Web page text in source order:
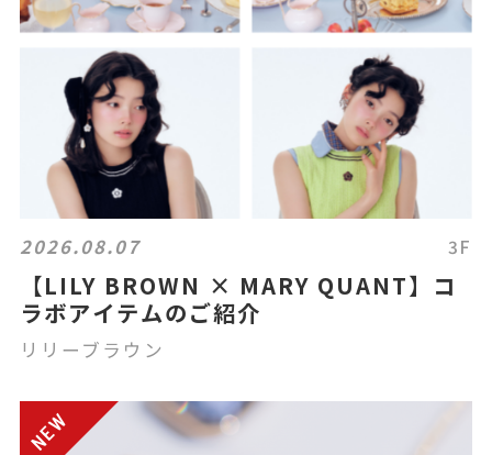
2026.08.07 3F
【LILY BROWN × MARY QUANT】コ
ラボアイテムのご紹介
リリーブラウン